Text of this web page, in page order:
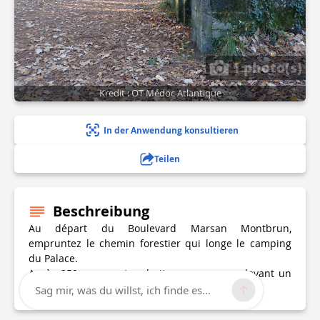
1 photo(s)
Kredit : OT Médoc Atlantique
In der Anwendung konsultieren
Teilen
Beschreibung
Au départ du Boulevard Marsan Montbrun,
empruntez le chemin forestier qui longe le camping
du Palace.
Après 250m, sur votre droite, vous passez devant un
bunker, continuez tout droit.
Sag mir, was du willst, ich finde es...